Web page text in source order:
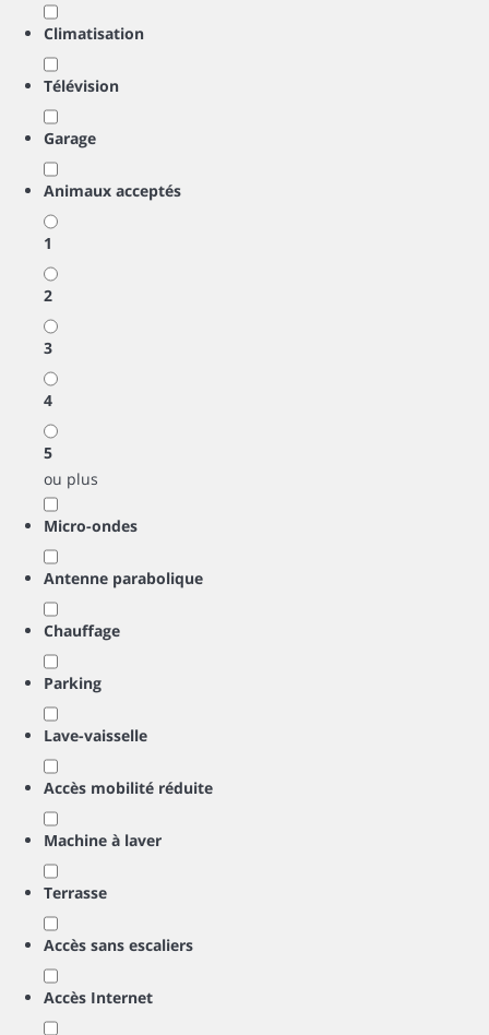
Climatisation
Télévision
Garage
Animaux acceptés
1
2
3
4
5
ou plus
Micro-ondes
Antenne parabolique
Chauffage
Parking
Lave-vaisselle
Accès mobilité réduite
Machine à laver
Terrasse
Accès sans escaliers
Accès Internet